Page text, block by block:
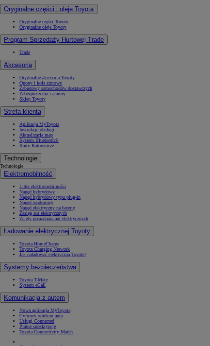
Oryginalne części i oleje Toyota
Oryginalne części Toyoty
Oryginalne oleje Toyoty
Program Sprzedaży Hurtowej Trade
Trade
Akcesoria
Oryginalne akcesoria Toyoty
Opony i koła zimowe
Zabudowy samochodów dostawczych
Zabezpieczenia i alarmy
Sklep Toyoty
Strefa klienta
Aplikacja MyToyota
Instrukcje obsługi
Aktualizacja map
System Bluetooth®
Karty Ratownicze
Technologie
Technologie
Elektromobilność
Lider elektromobilności
Napęd hybrydowy
Napęd hybrydowy typu plug-in
Napęd wodorowy
Napęd elektryczny na baterię
Zasięg aut elektrycznych
Zalety posiadania aut elektrycznych
Ładowanie elektrycznej Toyoty
Toyota HomeCharge
Toyota Charging Network
Jak naładować elektryczną Toyotę?
Systemy bezpieczeństwa
Toyota T-Mate
System eCall
Komunikacja z autem
Nowa aplikacja MyToyota
Cyfrowy opiekun auta
Usługi Connected
Płatne subskrypcje
Toyota Connectivity Match